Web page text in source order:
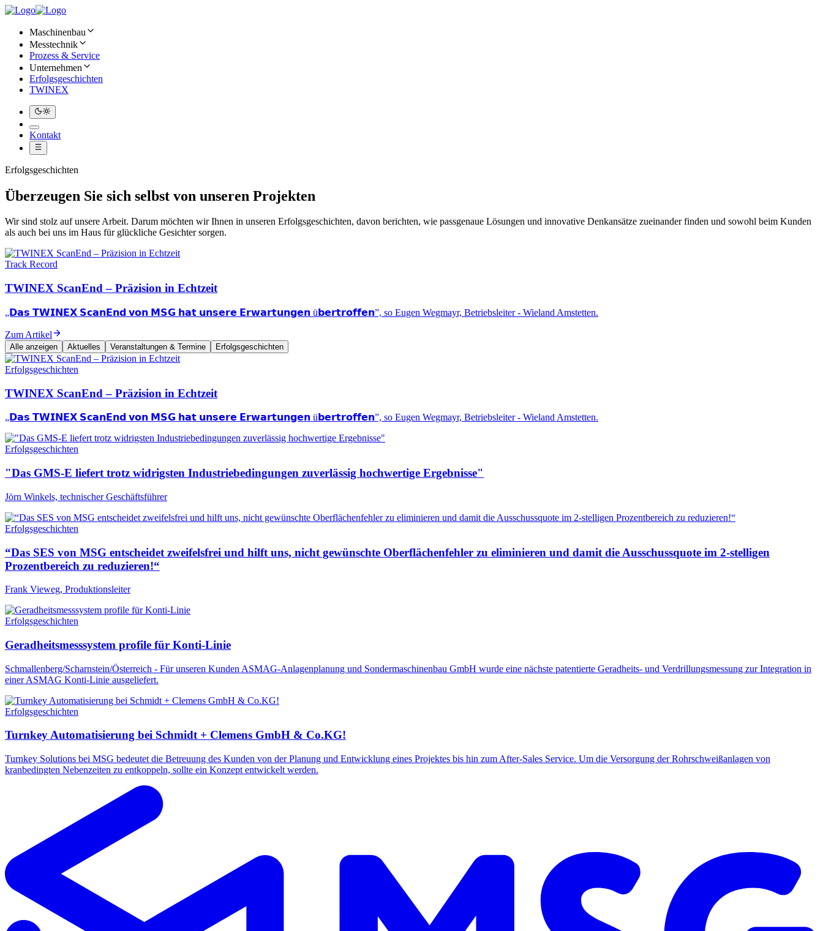
Maschinenbau
Messtechnik
Prozess & Service
Unternehmen
Erfolgsgeschichten
TWINEX
Kontakt
Erfolgsgeschichten
Überzeugen Sie sich selbst von unseren Projekten
Wir sind stolz auf unsere Arbeit. Darum möchten wir Ihnen in unseren Erfolgsgeschichten, davon berichten, wie passgenaue Lösungen und innovative Denkansätze zueinander finden und sowohl beim Kunden
als auch bei uns im Haus für glückliche Gesichter sorgen.
Track Record
TWINEX ScanEnd – Präzision in Echtzeit
„𝗗𝗮𝘀 𝗧𝗪𝗜𝗡𝗘𝗫 𝗦𝗰𝗮𝗻𝗘𝗻𝗱 𝘃𝗼𝗻 𝗠𝗦𝗚 𝗵𝗮𝘁 𝘂𝗻𝘀𝗲𝗿𝗲 𝗘𝗿𝘄𝗮𝗿𝘁𝘂𝗻𝗴𝗲𝗻 ü𝗯𝗲𝗿𝘁𝗿𝗼𝗳𝗳𝗲𝗻”, so Eugen Wegmayr, Betriebsleiter - Wieland Amstetten.
Zum Artikel
Alle anzeigen Aktuelles Veranstaltungen & Termine Erfolgsgeschichten
Erfolgsgeschichten
TWINEX ScanEnd – Präzision in Echtzeit
„𝗗𝗮𝘀 𝗧𝗪𝗜𝗡𝗘𝗫 𝗦𝗰𝗮𝗻𝗘𝗻𝗱 𝘃𝗼𝗻 𝗠𝗦𝗚 𝗵𝗮𝘁 𝘂𝗻𝘀𝗲𝗿𝗲 𝗘𝗿𝘄𝗮𝗿𝘁𝘂𝗻𝗴𝗲𝗻 ü𝗯𝗲𝗿𝘁𝗿𝗼𝗳𝗳𝗲𝗻”, so Eugen Wegmayr, Betriebsleiter - Wieland Amstetten.
Erfolgsgeschichten
"Das GMS-E liefert trotz widrigsten Industriebedingungen zuverlässig hochwertige Ergebnisse"
Jörn Winkels, technischer Geschäftsführer
Erfolgsgeschichten
“Das SES von MSG entscheidet zweifelsfrei und hilft uns, nicht gewünschte Oberflächenfehler zu eliminieren und damit die Ausschussquote im 2-stelligen
Prozentbereich zu reduzieren!“
Frank Vieweg, Produktionsleiter
Erfolgsgeschichten
Geradheitsmesssystem profile für Konti-Linie
Schmallenberg/Scharnstein/Österreich - Für unseren Kunden ASMAG-Anlagenplanung und Sondermaschinenbau GmbH wurde eine nächste patentierte Geradheits- und Verdrillungsmessung zur Integration in
einer ASMAG Konti-Linie ausgeliefert.
Erfolgsgeschichten
Turnkey Automatisierung bei Schmidt + Clemens GmbH & Co.KG!
Turnkey Solutions bei MSG bedeutet die Betreuung des Kunden von der Planung und Entwicklung eines Projektes bis hin zum After-Sales Service. Um die Versorgung der Rohrschweißanlagen von
kranbedingten Nebenzeiten zu entkoppeln, sollte ein Konzept entwickelt werden.